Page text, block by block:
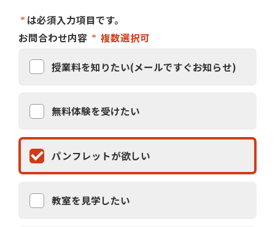
は必須入力項目です。
お問合わせ内容
複数選択可
授業料を知りたい(メールですぐお知らせ)
無料体験を受けたい
パンフレットが欲しい
教室を見学したい